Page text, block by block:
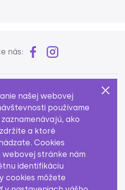
nás:
aktuárov
14/b
Bratislava
našej webovej
používame
ako
a ktoré
Cookies
webovej stránke nám
identifikáciu
cookies môžete